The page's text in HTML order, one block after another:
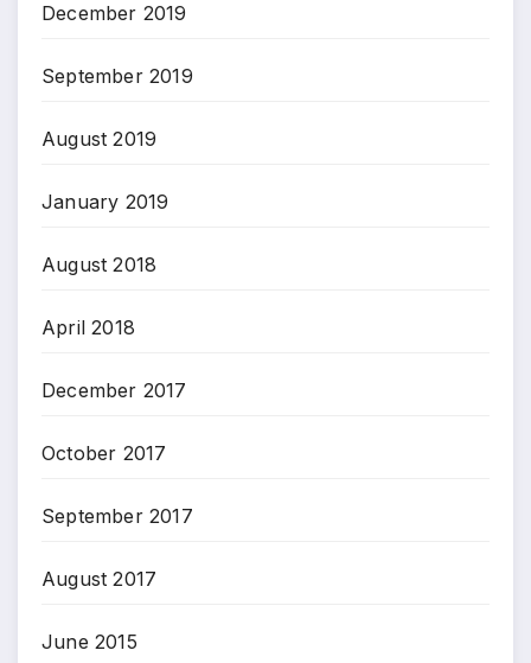
December 2019
September 2019
August 2019
January 2019
August 2018
April 2018
December 2017
October 2017
September 2017
August 2017
June 2015